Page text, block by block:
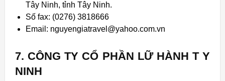
Tây Ninh, tỉnh Tây Ninh.
Số fax: (0276) 3818666
Email: nguyengiatravel@yahoo.com.vn
7. CÔNG TY CỔ PHẦN LỮ HÀNH T Y
NINH